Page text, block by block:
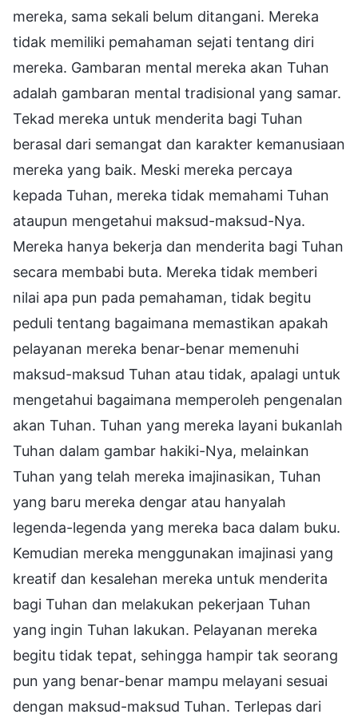
mereka, sama sekali belum ditangani. Mereka
tidak memiliki pemahaman sejati tentang diri
mereka. Gambaran mental mereka akan Tuhan
adalah gambaran mental tradisional yang samar.
Tekad mereka untuk menderita bagi Tuhan
berasal dari semangat dan karakter kemanusiaan
mereka yang baik. Meski mereka percaya
kepada Tuhan, mereka tidak memahami Tuhan
ataupun mengetahui maksud-maksud-Nya.
Mereka hanya bekerja dan menderita bagi Tuhan
secara membabi buta. Mereka tidak memberi
nilai apa pun pada pemahaman, tidak begitu
peduli tentang bagaimana memastikan apakah
pelayanan mereka benar-benar memenuhi
maksud-maksud Tuhan atau tidak, apalagi untuk
mengetahui bagaimana memperoleh pengenalan
akan Tuhan. Tuhan yang mereka layani bukanlah
Tuhan dalam gambar hakiki-Nya, melainkan
Tuhan yang telah mereka imajinasikan, Tuhan
yang baru mereka dengar atau hanyalah
legenda-legenda yang mereka baca dalam buku.
Kemudian mereka menggunakan imajinasi yang
kreatif dan kesalehan mereka untuk menderita
bagi Tuhan dan melakukan pekerjaan Tuhan
yang ingin Tuhan lakukan. Pelayanan mereka
begitu tidak tepat, sehingga hampir tak seorang
pun yang benar-benar mampu melayani sesuai
dengan maksud-maksud Tuhan. Terlepas dari